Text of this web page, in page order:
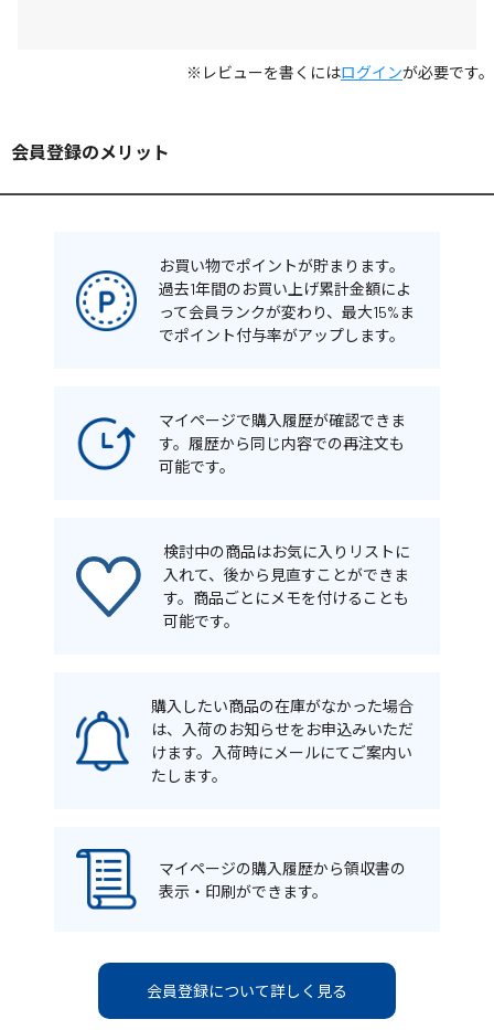
※レビューを書くにはログインが必要です。
会員登録のメリット
お買い物でポイントが貯まります。
過去1年間のお買い上げ累計金額によ
って会員ランクが変わり、最大15%ま
でポイント付与率がアップします。
マイページで購入履歴が確認できま
す。履歴から同じ内容での再注文も
可能です。
検討中の商品はお気に入りリストに
入れて、後から見直すことができま
す。商品ごとにメモを付けることも
可能です。
購入したい商品の在庫がなかった場合
は、入荷のお知らせをお申込みいただ
けます。入荷時にメールにてご案内い
たします。
マイページの購入履歴から領収書の
表示・印刷ができます。
会員登録について詳しく見る